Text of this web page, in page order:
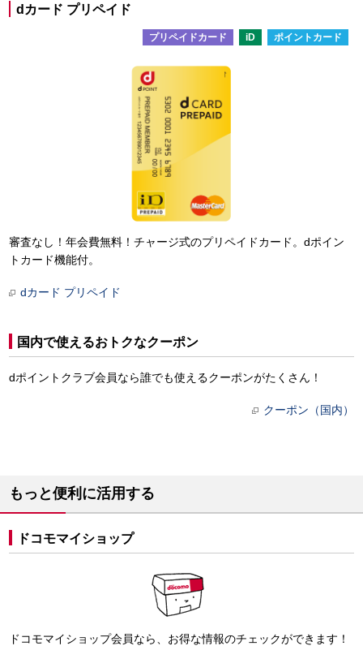
dカード プリペイド
プリペイドカード iD ポイントカード
審査なし！年会費無料！チャージ式のプリペイドカード。dポイン
トカード機能付。
dカード プリペイド
国内で使えるおトクなクーポン
dポイントクラブ会員なら誰でも使えるクーポンがたくさん！
クーポン（国内）
もっと便利に活用する
ドコモマイショップ
ドコモマイショップ会員なら、お得な情報のチェックができます！